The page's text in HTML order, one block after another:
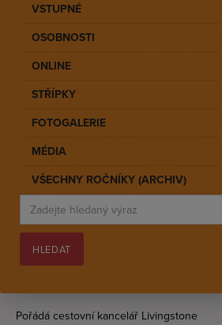
VSTUPNÉ
OSOBNOSTI
ONLINE
STŘÍPKY
FOTOGALERIE
MÉDIA
VŠECHNY ROČNÍKY (ARCHIV)
Pořádá cestovní kancelář Livingstone